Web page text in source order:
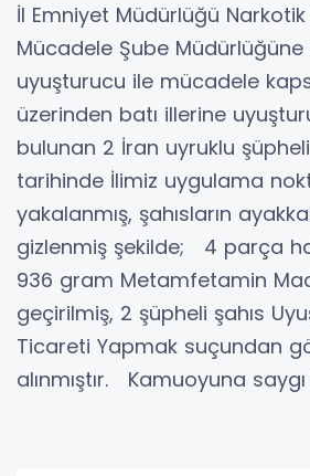
İl Emniyet Müdürlüğü
Mücadele Şube Müdürlüğüne
uyuşturucu ile mücadele
üzerinden batı illerine
bulunan 2 İran uyruklu şüpheli
tarihinde İlimiz uygulama
yakalanmış, şahısların
gizlenmiş şekilde; 4 parça
936 gram Metamfetamin
geçirilmiş, 2 şüpheli şahıs
Ticareti Yapmak suçundan
alınmıştır. Kamuoyuna